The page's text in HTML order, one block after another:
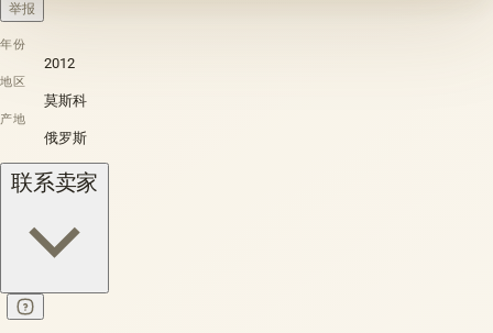
举报
年份
2012
地区
莫斯科
产地
俄罗斯
联系卖家